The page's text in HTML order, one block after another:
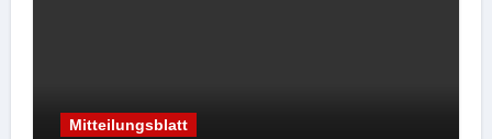
Mitteilungsblatt